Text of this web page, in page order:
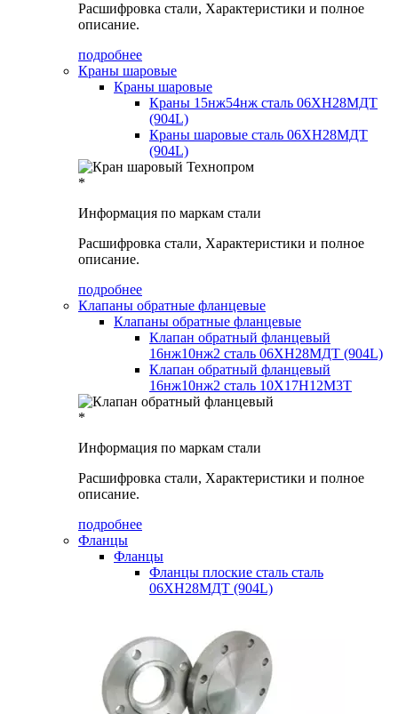
Расшифровка стали, Характеристики и полное
описание.
подробнее
Краны шаровые
Краны шаровые
Краны 15нж54нж сталь 06ХН28МДТ
(904L)
Краны шаровые сталь 06ХН28МДТ
(904L)
*
Информация по маркам стали
Расшифровка стали, Характеристики и полное
описание.
подробнее
Клапаны обратные фланцевые
Клапаны обратные фланцевые
Клапан обратный фланцевый
16нж10нж2 сталь 06ХН28МДТ (904L)
Клапан обратный фланцевый
16нж10нж2 сталь 10Х17Н12М3Т
*
Информация по маркам стали
Расшифровка стали, Характеристики и полное
описание.
подробнее
Фланцы
Фланцы
Фланцы плоские сталь сталь
06ХН28МДТ (904L)